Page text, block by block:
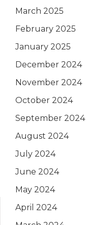
March 2025
February 2025
January 2025
December 2024
November 2024
October 2024
September 2024
August 2024
July 2024
June 2024
May 2024
April 2024